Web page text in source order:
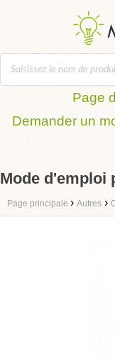
Page
Demander un
Mode d'emploi
Page principale › Autres ›